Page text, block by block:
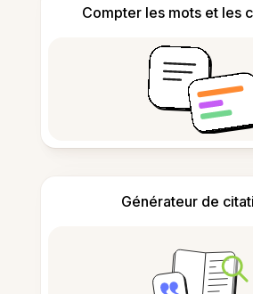
Compter les mots et les
Générateur de